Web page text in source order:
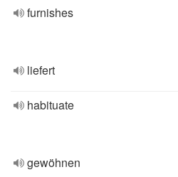
furnishes
liefert
habituate
gewöhnen